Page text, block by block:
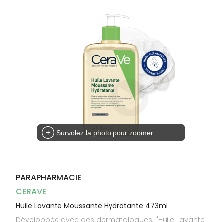
Survolez la photo pour zoomer
PARAPHARMACIE
CERAVE
Huile Lavante Moussante Hydratante 473ml
Développée avec des dermatologues, l'Huile Lavante